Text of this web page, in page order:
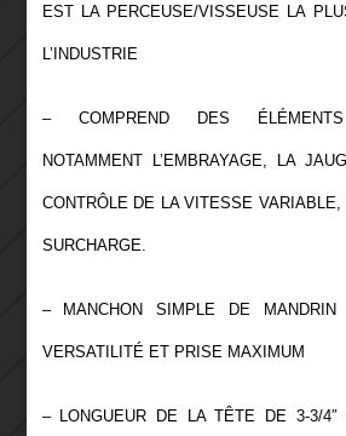
EST LA PERCEUSE/VISSEUSE LA
L’INDUSTRIE
– COMPREND DES ÉLÉMENTS
NOTAMMENT L’EMBRAYAGE, LA
CONTRÔLE DE LA VITESSE VARIABLE,
SURCHARGE.
– MANCHON SIMPLE DE
VERSATILITÉ ET PRISE MAXIMUM
– LONGUEUR DE LA TÊTE DE 3-3/